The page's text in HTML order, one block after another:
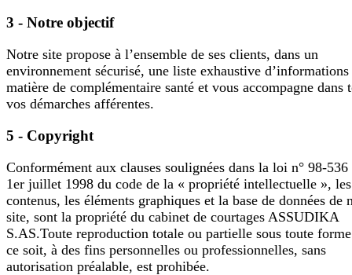
3 - Notre objectif
Notre site propose à l’ensemble de ses clients, dans un
environnement sécurisé, une liste exhaustive d’informations
matière de complémentaire santé et vous accompagne dans
vos démarches afférentes.
5 - Copyright
Conformément aux clauses soulignées dans la loi n° 98-536
1er juillet 1998 du code de la « propriété intellectuelle », les
contenus, les éléments graphiques et la base de données de
site, sont la propriété du cabinet de courtages ASSUDIKA
S.AS.Toute reproduction totale ou partielle sous toute
ce soit, à des fins personnelles ou professionnelles, sans
autorisation préalable, est prohibée.